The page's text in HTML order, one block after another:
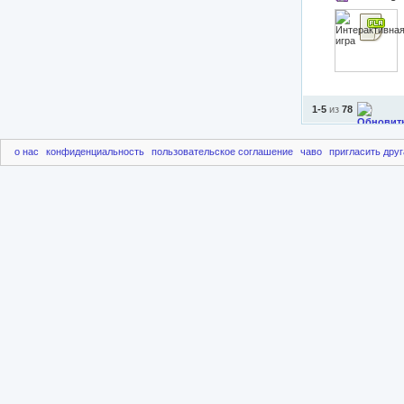
1-5 из 78
о нас конфиденциальность пользовательское соглашение чаво пригласить